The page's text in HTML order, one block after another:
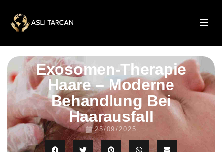
Exosomen-Therapie
Haare – Moderne
Behandlung Bei
Haarausfall
25/09/2025